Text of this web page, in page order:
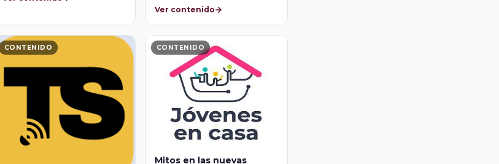
Ver contenido
CONTENIDO CONTENIDO
Mitos en las nuevas